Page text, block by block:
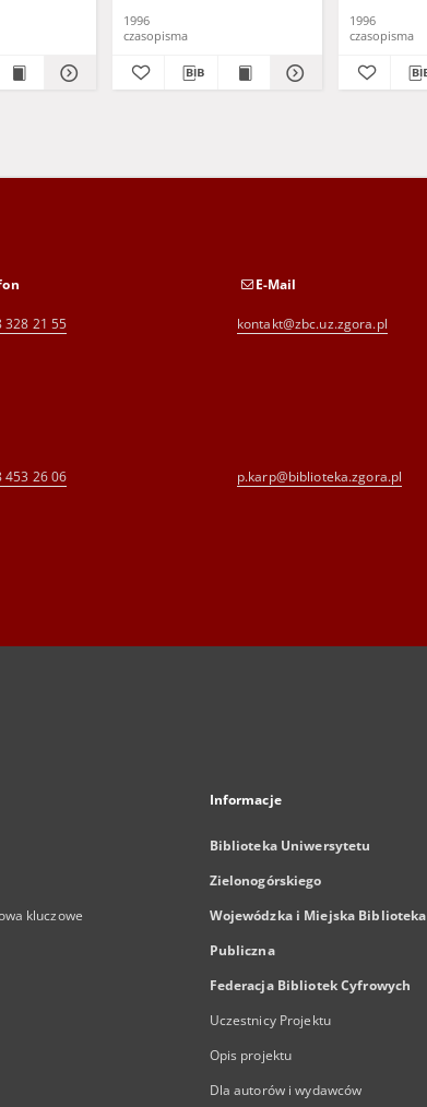
1996
czasopisma
1996
czasopisma
328 21 55
E-Mail
kontakt@zbc.uz.zgora.pl
453 26 06 p.karp@biblioteka.zgora.pl
kluczowe
Informacje
Biblioteka Uniwersytetu
Zielonogórskiego
Wojewódzka i Miejska Biblioteka
Publiczna
Federacja Bibliotek Cyfrowych
Uczestnicy Projektu
Opis projektu
Dla autorów i wydawców